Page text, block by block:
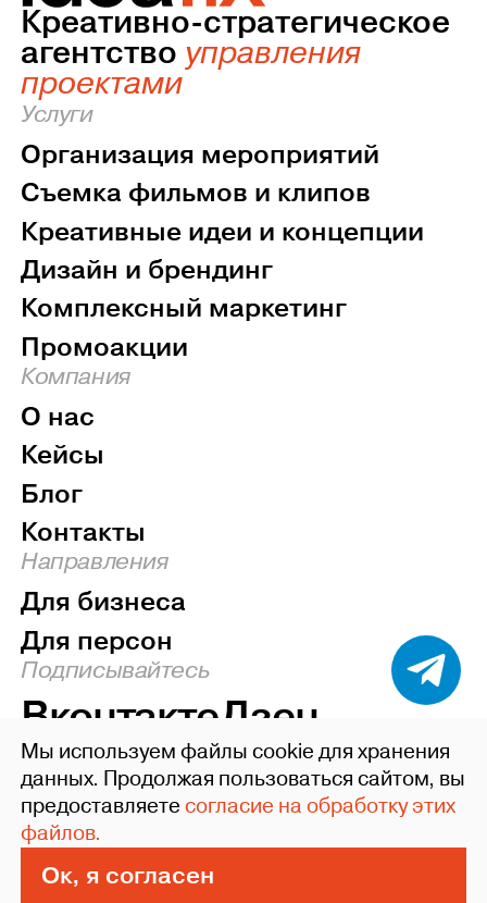
Креативно-стратегическое
агентство управления
проектами
Услуги
Организация мероприятий
Съемка фильмов и клипов
Креативные идеи и концепции
Дизайн и брендинг
Комплексный маркетинг
Промоакции
Компания
О нас
Кейсы
Блог
Контакты
Направления
Для бизнеса
Для персон
Подписывайтесь
ВконтактеДзен
Наверх
©2004-26 ideafixgroup
Политика конфиденциальности
Пользовательское соглашение
Сделано в Xpage
Мы используем файлы cookie для хранения
данных. Продолжая пользоваться сайтом, вы
предоставляетесогласие на обработку этих
файлов.
Ок, я согласен